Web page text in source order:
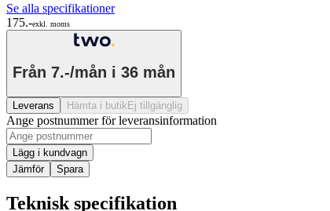
Se alla specifikationer
175.-exkl. moms
Från 7.-/mån i 36 mån
Leverans Hämta i butik Ej tillgänglig
Ange postnummer för leveransinformation
Lägg i kundvagn
Jämför
Spara
Teknisk specifikation